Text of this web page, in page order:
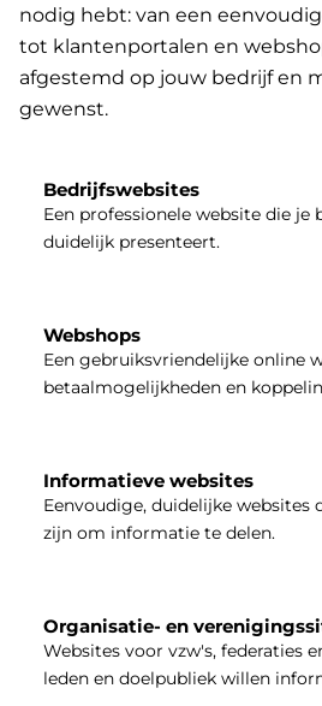
nodig hebt: van een
tot klantenportalen en
afgestemd op jouw bedrijf en
gewenst.
Bedrijfswebsites
Een professionele website die je
duidelijk presenteert.
Webshops
Een gebruiksvriendelijke online
betaalmogelijkheden en
Informatieve websites
Eenvoudige, duidelijke websites
zijn om informatie te delen.
Organisatie- en
Websites voor vzw's, federaties
leden en doelpubliek willen